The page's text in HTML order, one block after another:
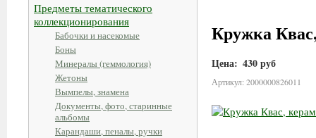
Предметы тематического
коллекционирования
Бабочки и насекомые
Боны
Минералы (геммология)
Жетоны
Вымпелы, знамена
Документы, фото, старинные
альбомы
Карандаши, пеналы, ручки
Кружка
Цена: 430 руб
Артикул: 2000000826011